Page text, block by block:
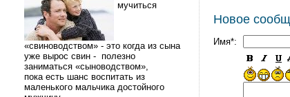
мучиться
«свиноводством» - это когда из сына
уже вырос свин - полезно
заниматься «сыноводством»,
пока есть шанс воспитать из
маленького мальчика достойного
Новое
Имя*: